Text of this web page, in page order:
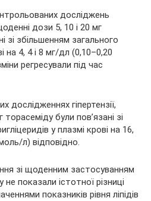
досліджень
дози 5, 10 і 20 мг
зі збільшенням загального
на 4, 4 і 8 мг/дл (0,10–0,20
регресували під час
гіпертензії,
були пов’язані зі
у плазмі крові на 16,
л) відповідно.
зі щоденним застосуванням
показали істотної різниці
показників рівня ліпідів